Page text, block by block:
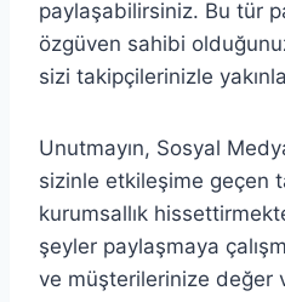
paylaşabilirsiniz. Bu tür
özgüven sahibi
sizi takipçilerinizle
Unutmayın, Sosyal
sizinle etkileşime geçen
kurumsallık
şeyler paylaşmaya
ve müşterilerinize değer